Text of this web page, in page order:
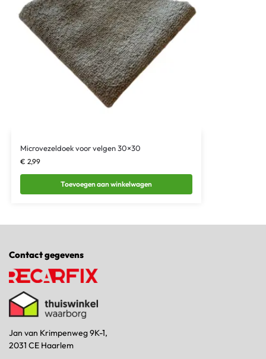
Microvezeldoek voor velgen 30×30
€ 2,99
Toevoegen aan winkelwagen
Contact gegevens
Jan van Krimpenweg 9K-1,
2031 CE Haarlem